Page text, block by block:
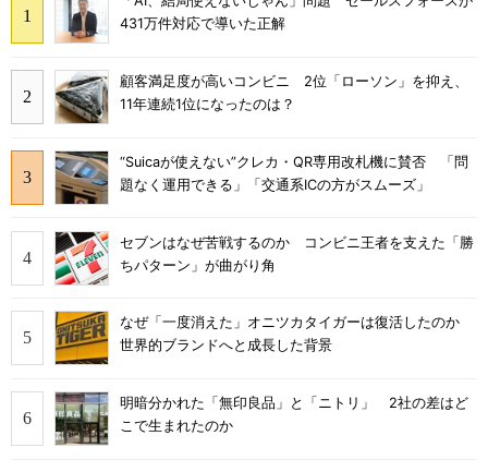
431万件対応で導いた正解
顧客満足度が高いコンビニ 2位「ローソン」を抑え、
11年連続1位になったのは？
“Suicaが使えない”クレカ・QR専用改札機に賛否 「問
題なく運用できる」「交通系ICの方がスムーズ」
セブンはなぜ苦戦するのか コンビニ王者を支えた「勝
ちパターン」が曲がり角
なぜ「一度消えた」オニツカタイガーは復活したのか
世界的ブランドへと成長した背景
明暗分かれた「無印良品」と「ニトリ」 2社の差はど
こで生まれたのか